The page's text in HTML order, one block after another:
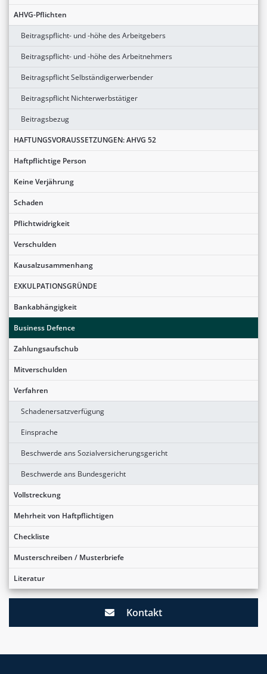
AHVG-Pflichten
Beitragspflicht- und -höhe des Arbeitgebers
Beitragspflicht- und -höhe des Arbeitnehmers
Beitragspflicht Selbständigerwerbender
Beitragspflicht Nichterwerbstätiger
Beitragsbezug
HAFTUNGSVORAUSSETZUNGEN: AHVG 52
Haftpflichtige Person
Keine Verjährung
Schaden
Pflichtwidrigkeit
Verschulden
Kausalzusammenhang
EXKULPATIONSGRÜNDE
Bankabhängigkeit
Business Defence
Zahlungsaufschub
Mitverschulden
Verfahren
Schadenersatzverfügung
Einsprache
Beschwerde ans Sozialversicherungsgericht
Beschwerde ans Bundesgericht
Vollstreckung
Mehrheit von Haftpflichtigen
Checkliste
Musterschreiben / Musterbriefe
Literatur
Kontakt